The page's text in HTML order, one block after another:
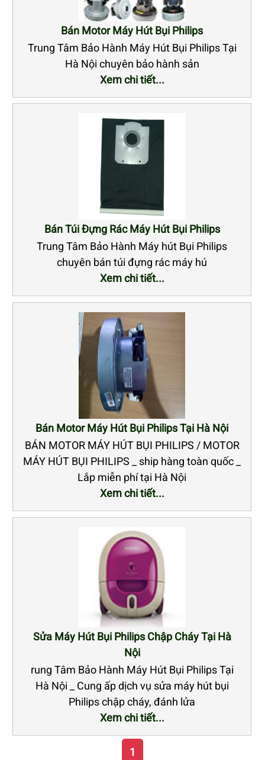
Bán Motor Máy Hút Bụi Philips
Trung Tâm Bảo Hành Máy Hút Bụi Philips Tại
Hà Nội chuyên bảo hành sản
Xem chi tiết...
Bán Túi Đựng Rác Máy Hút Bụi Philips
Trung Tâm Bảo Hành Máy hút Bụi Philips
chuyên bán túi đựng rác máy hú
Xem chi tiết...
Bán Motor Máy Hút Bụi Philips Tại Hà Nội
BÁN MOTOR MÁY HÚT BỤI PHILIPS / MOTOR
MÁY HÚT BỤI PHILIPS _ ship hàng toàn quốc _
Lắp miễn phí tại Hà Nội
Xem chi tiết...
Sửa Máy Hút Bụi Philips Chập Cháy Tại Hà
Nội
rung Tâm Bảo Hành Máy Hút Bụi Philips Tại
Hà Nội _ Cung ấp dịch vụ sửa máy hút bụi
Philips chập cháy, đánh lửa
Xem chi tiết...
1